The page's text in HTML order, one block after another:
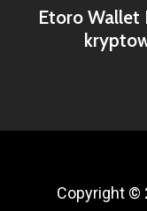
Etoro Wallet
Copyright ©